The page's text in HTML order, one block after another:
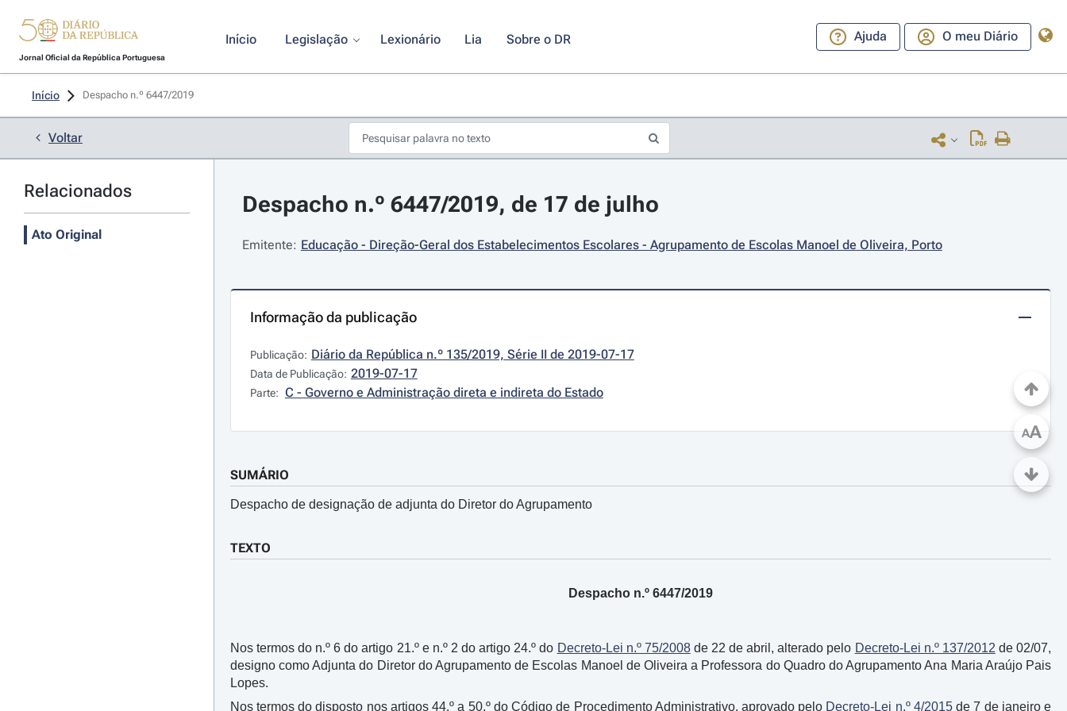
Jornal Oficial da República Portuguesa
Início Legislação Lexionário Lia Sobre o DR Ajuda O meu Diário
Início Despacho n.º 6447/2019
Voltar
Relacionados
Ato Original
Despacho n.º 6447/2019, de 17 de julho
Emitente: Educação - Direção-Geral dos Estabelecimentos Escolares - Agrupamento de Escolas Manoel de Oliveira, Porto
Informação da publicação
Publicação: Diário da República n.º 135/2019, Série II de 2019-07-17
Data de Publicação: 2019-07-17
Parte: C - Governo e Administração direta e indireta do Estado
SUMÁRIO
Despacho de designação de adjunta do Diretor do Agrupamento
TEXTO
Despacho n.º 6447/2019
Nos termos do n.º 6 do artigo 21.º e n.º 2 do artigo 24.º do Decreto-Lei n.º 75/2008de 22 de abril, alterado pelo Decreto-Lei n.º 137/2012 de 02/07,
designo como Adjunta do Diretor do Agrupamento de Escolas Manoel de Oliveira a Professora do Quadro do Agrupamento Ana Maria Araújo Pais
Lopes.
Nos termos do disposto nos artigos 44.º a 50.º do Código de Procedimento Administrativo, aprovado pelo Decreto-Lei n.º 4/2015de 7 de janeiro e
AA